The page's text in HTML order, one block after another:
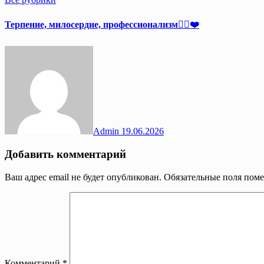
Терпение, милосердие, профессионализм👩‍⚕️❤️
Admin 19.06.2026
Добавить комментарий
Ваш адрес email не будет опубликован. Обязательные поля